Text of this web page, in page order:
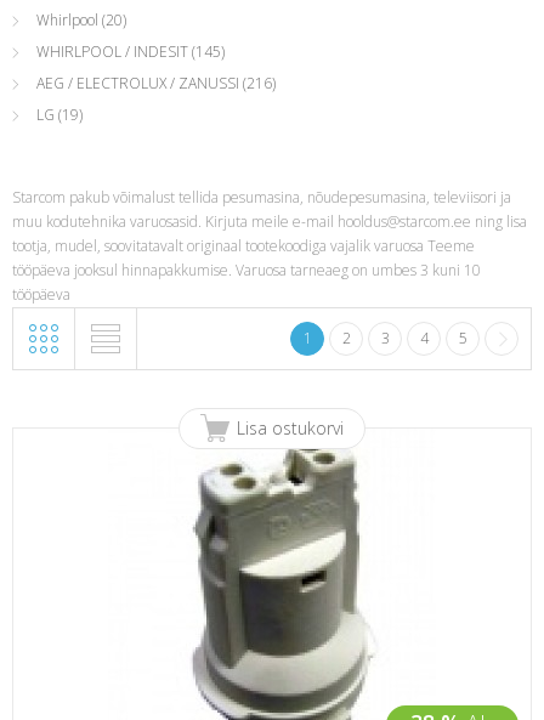
Whirlpool (20)
WHIRLPOOL / INDESIT(145)
AEG / ELECTROLUX / ZANUSSI (216)
LG (19)
Starcom pakub võimalust tellida pesumasina, nõudepesumasina, televiisori ja
muu kodutehnika varuosasid. Kirjuta meile e-mail hooldus@starcom.ee ning lisa
tootja, mudel, soovitatavalt originaal tootekoodiga vajalik varuosa Teeme
tööpäeva jooksul hinnapakkumise. Varuosa tarneaeg on umbes 3 kuni 10
tööpäeva
1 2 3 4 5
Lisa ostukorvi